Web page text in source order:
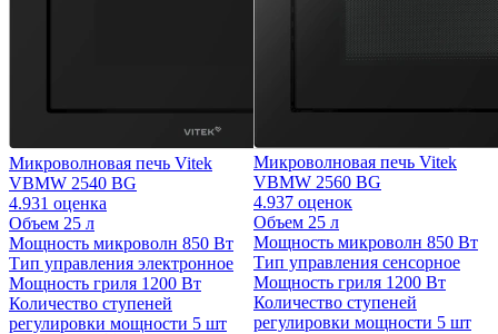
Микроволновая печь Vitek
VBMW 2540 BG
4.931 оценка
Объем 25 л
Мощность микроволн 850 Вт
Тип управления электронное
Мощность гриля 1200 Вт
Количество ступеней
регулировки мощности 5 шт
Микроволновая печь Vitek
VBMW 2560 BG
4.937 оценок
Объем 25 л
Мощность микроволн 850 Вт
Тип управления сенсорное
Мощность гриля 1200 Вт
Количество ступеней
регулировки мощности 5 шт